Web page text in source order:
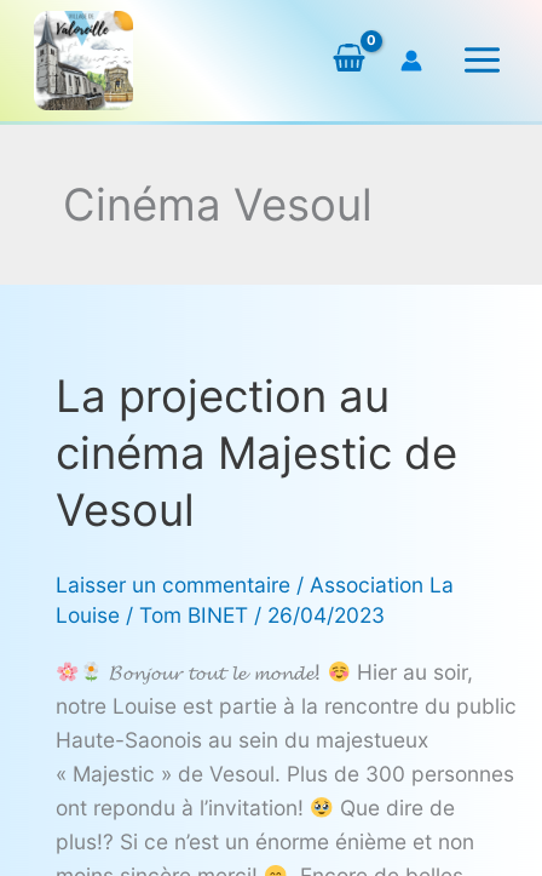
Aller
contenu
Cinéma Vesoul
La projection au
cinéma Majestic de
Vesoul
Laisser un commentaire / Association La
Louise/ Tom BINET / 26/04/2023
𝓑𝓸𝓷𝓳𝓸𝓾𝓻 𝓽𝓸𝓾𝓽 𝓵𝓮 𝓶𝓸𝓷𝓭𝓮!
Hier au soir,
notre Louise est partie à la rencontre du public
Haute-Saonois au sein du majestueux
« Majestic » de Vesoul. Plus de 300 personnes
ont repondu à l’invitation!
Que dire de
plus!? Si ce n’est un énorme énième et non
La
projection
au
Majestic
Vesoul